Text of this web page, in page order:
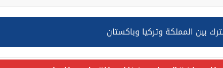
بين المملكة وتركيا وباكستان
متناسبة لأهداف عسكرية مشروعة تابعة للمليشيا الحوثية